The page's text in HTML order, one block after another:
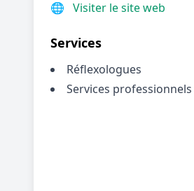
🌐 Visiter le site web
Services
Réflexologues
Services professionnels